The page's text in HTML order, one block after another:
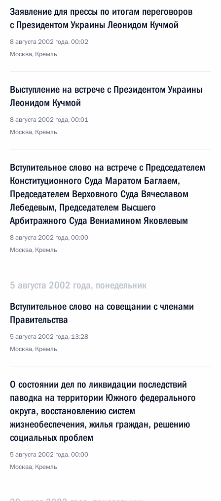
Заявление для прессы по итогам переговоров
с Президентом Украины Леонидом Кучмой
8 августа 2002 года, 00:02
Москва, Кремль
Выступление на встрече с Президентом Украины
Леонидом Кучмой
8 августа 2002 года, 00:01
Москва, Кремль
Вступительное слово на встрече с Председателем
Конституционного Суда Маратом Баглаем,
Председателем Верховного Суда Вячеславом
Лебедевым, Председателем Высшего
Арбитражного Суда Вениамином Яковлевым
8 августа 2002 года, 00:00
Москва, Кремль
5 августа 2002 года, понедельник
Вступительное слово на совещании с членами
Правительства
5 августа 2002 года, 13:28
Москва, Кремль
О состоянии дел по ликвидации последствий
паводка на территории Южного федерального
округа, восстановлению систем
жизнеобеспечения, жилья граждан, решению
социальных проблем
5 августа 2002 года, 00:00
Москва, Кремль